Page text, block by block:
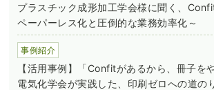
プラスチック成形加工学会様に聞く、
ペーパーレス化と圧倒的な業務効率化～
事例紹介
【活用事例】「Confitがあるから、冊子を
電気化学会が実践した、印刷ゼロへの道の